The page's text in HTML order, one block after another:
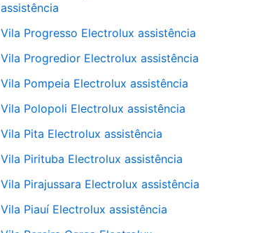
assistência
Vila Progresso Electrolux assistência
Vila Progredior Electrolux assistência
Vila Pompeia Electrolux assistência
Vila Polopoli Electrolux assistência
Vila Pita Electrolux assistência
Vila Pirituba Electrolux assistência
Vila Pirajussara Electrolux assistência
Vila Piauí Electrolux assistência